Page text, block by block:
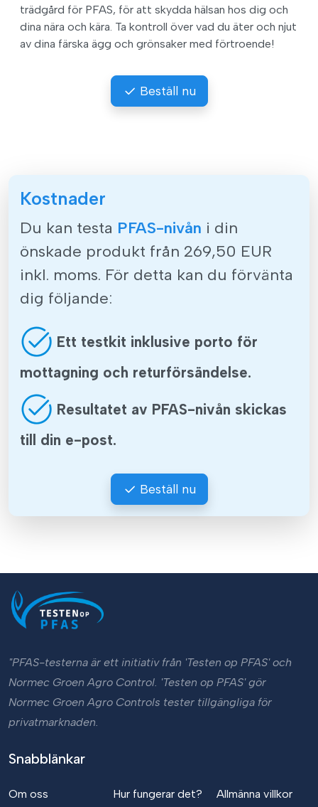
trädgård för PFAS, för att skydda hälsan hos dig och
dina nära och kära. Ta kontroll över vad du äter och njut
av dina färska ägg och grönsaker med förtroende!
Beställ nu
Kostnader
Du kan testa PFAS-nivån i din
önskade produkt från 269,50 EUR
inkl. moms. För detta kan du förvänta
dig följande:
Ett testkit inklusive porto för
mottagning och returförsändelse.
Resultatet av PFAS-nivån skickas
till din e-post.
Beställ nu
"PFAS-testerna är ett initiativ från 'Testen op PFAS' och
Normec Groen Agro Control. 'Testen op PFAS' gör
Normec Groen Agro Controls tester tillgängliga för
privatmarknaden.
Snabblänkar
Om oss Hur fungerar det? Allmänna villkor